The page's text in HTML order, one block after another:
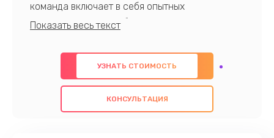
команда включает в себя опытных
профессионалов с обширными знаниями и
предлагаем быстрый и качественный ремонт с
использованием оригинальных компонентов, а
также гарантируем качество всех
проведенных работ. Наша цель - предоставить
УЗНАТЬ СТОИМОСТЬ
КОНСУЛЬТАЦИЯ